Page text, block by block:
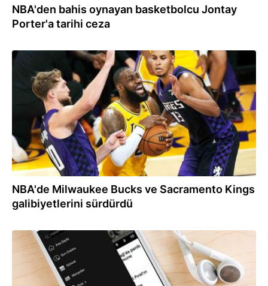
NBA'den bahis oynayan basketbolcu Jontay
Porter'a tarihi ceza
NBA'de Milwaukee Bucks ve Sacramento Kings
galibiyetlerini sürdürdü
03.11.2023